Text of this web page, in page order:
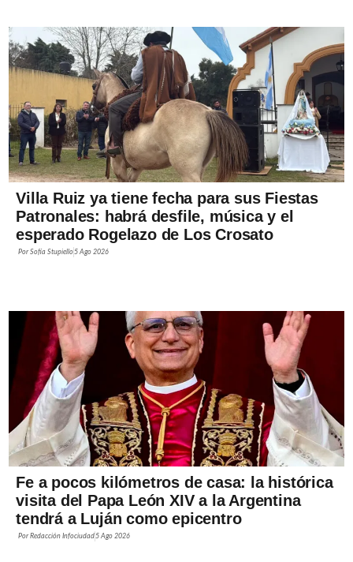
Villa Ruiz ya tiene fecha para sus Fiestas
Patronales: habrá desfile, música y el
esperado Rogelazo de Los Crosato
PorSofía Stupiello 5 Ago 2026
Fe a pocos kilómetros de casa: la histórica
visita del Papa León XIV a la Argentina
tendrá a Luján como epicentro
PorRedacción Infociudad 5 Ago 2026